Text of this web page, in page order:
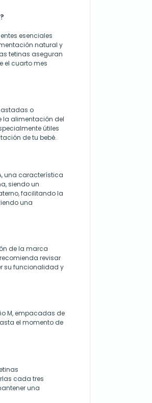
esenciales
natural y
tetinas aseguran
el cuarto mes
o
la alimentación del
útiles
de tu bebé.
una característica
siendo un
facilitando la
una
de la marca
revisar
su funcionalidad y
M, empacadas de
el momento de
cada tres
una